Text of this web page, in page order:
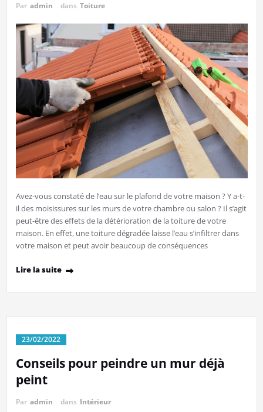
Par admin dans Toiture
Avez-vous constaté de l’eau sur le plafond de votre maison ? Y a-t-
il des moisissures sur les murs de votre chambre ou salon ? Il s’agit
peut-être des effets de la détérioration de la toiture de votre
maison. En effet, une toiture dégradée laisse l’eau s’infiltrer dans
votre maison et peut avoir beaucoup de conséquences
Lire la suite
23/02/2022
Conseils pour peindre un mur déjà
peint
Par admin dans Intérieur